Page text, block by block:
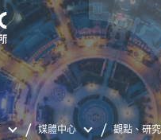
媒體中心
觀點、研